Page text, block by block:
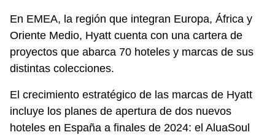
En EMEA, la región que integran Europa, África y
Oriente Medio, Hyatt cuenta con una cartera de
proyectos que abarca 70 hoteles y marcas de sus
distintas colecciones.
El crecimiento estratégico de las marcas de Hyatt
incluye los planes de apertura de dos nuevos
hoteles en España a finales de 2024: el AluaSoul